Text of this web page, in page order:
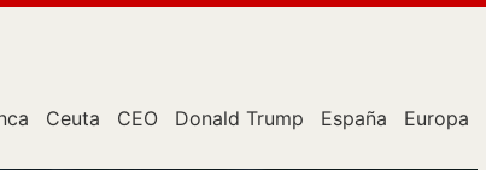
Ceuta CEO Donald Trump España Europa